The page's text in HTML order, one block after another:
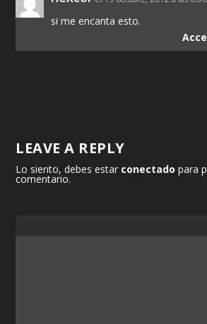
si me encanta esto.
LEAVE A REPLY
Lo siento, debes estar conectado para
comentario.